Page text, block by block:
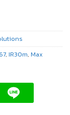
, IR30m, Max